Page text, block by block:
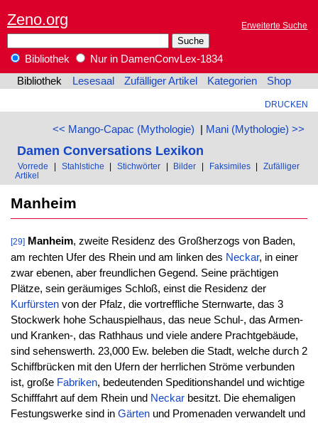
Zeno.org Erweiterte Suche
Bibliothek
Nur in DamenConvLex-1834
Bibliothek
Lesesaal Zufälliger Artikel Kategorien Shop
DRUCKEN
<< Mango-Capac (Mythologie) | Mani (Mythologie) >>
Damen Conversations Lexikon
Vorrede | Stahlstiche | Stichwörter | Bilder | Faksimiles |
Zufälliger
Artikel
Manheim
[29] Manheim, zweite Residenz des Großherzogs von Baden,
am rechten Ufer des Rhein und am linken des Neckar, in einer
zwar ebenen, aber freundlichen Gegend. Seine prächtigen
Plätze, sein geräumiges Schloß, einst die Residenz der
Kurfürstenvon der Pfalz, die vortreffliche Sternwarte, das 3
Stockwerk hohe Schauspielhaus, das neue Schul-, das Armen-
und Kranken-, das Rathhaus und viele andere Prachtgebäude,
sind sehenswerth. 23,000 Ew. beleben die Stadt, welche durch 2
Schiffbrücken mit den Ufern der herrlichen Ströme verbunden
ist, große Fabriken, bedeutenden Speditionshandel und wichtige
Schifffahrt auf dem Rhein und Neckarbesitzt. Die ehemaligen
Festungswerke sind in Gärtenund Promenaden verwandelt und